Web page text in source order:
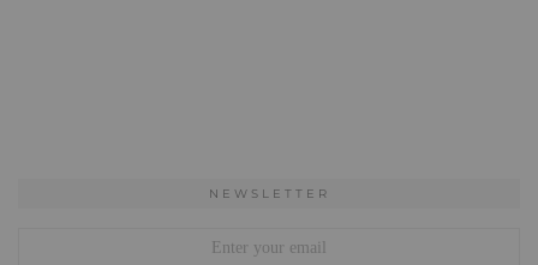
NEWSLETTER